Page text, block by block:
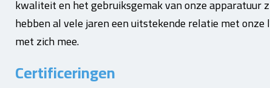
kwaliteit en het gebruiksgemak van onze apparatuur
hebben al vele jaren een uitstekende relatie met
met zich mee.
Certificeringen